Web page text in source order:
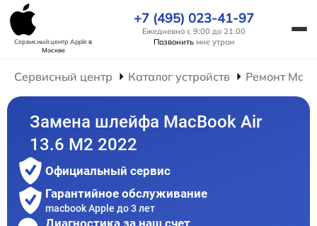
Сервисный центр Appleв
Москве
+7 (495) 023-41-97
Ежедневно с 9:00 до 21:00
Позвонить мне утром
Сервисный центр Каталог устройств Ремонт
Замена шлейфа MacBook Air
13.6 M2 2022
Официальный сервис
Гарантийное обслуживание
macbook Apple до 3 лет
Диагностика за наш счет,